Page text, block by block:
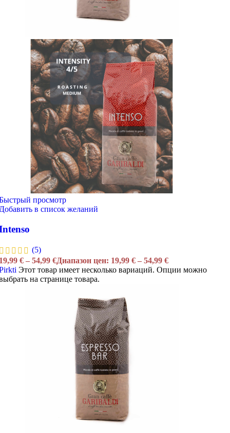
просмотр
в список желаний
(5)
€ – 54,99 €Диапазон цен: 19,99 € – 54,99 €
Этот товар имеет несколько вариаций. Опции можно
на странице товара.